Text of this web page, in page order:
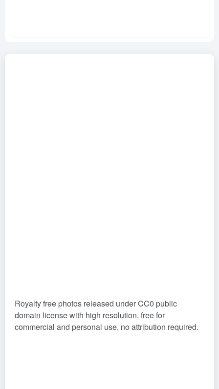
Royalty free photos released under CC0 public
domain license with high resolution, free for
commercial and personal use, no attribution required.